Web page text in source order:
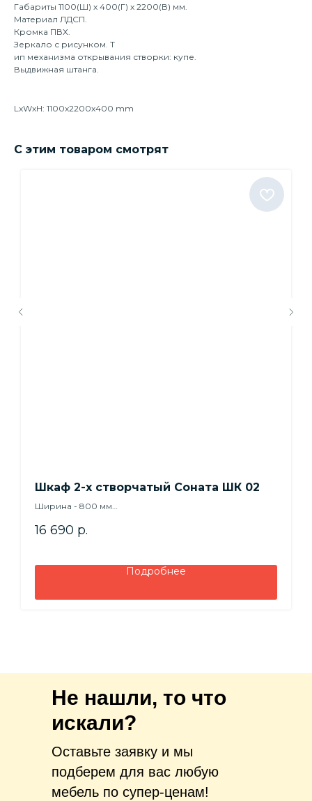
Габариты 1100(Ш) х 400(Г) х 2200(В) мм.
Материал ЛДСП.
Кромка ПВХ.
Зеркало с рисунком. Т
ип механизма открывания створки: купе.
Выдвижная штанга.
LxWxH: 1100x2200x400 mm
С этим товаром смотрят
Шкаф 2-х створчатый Соната ШК 02
Ширина - 800 мм
Глубина - 460 мм
16 690 р.
Подробнее
Не нашли, то что
искали?
Оставьте заявку и мы
подберем для вас любую
мебель по супер-ценам!